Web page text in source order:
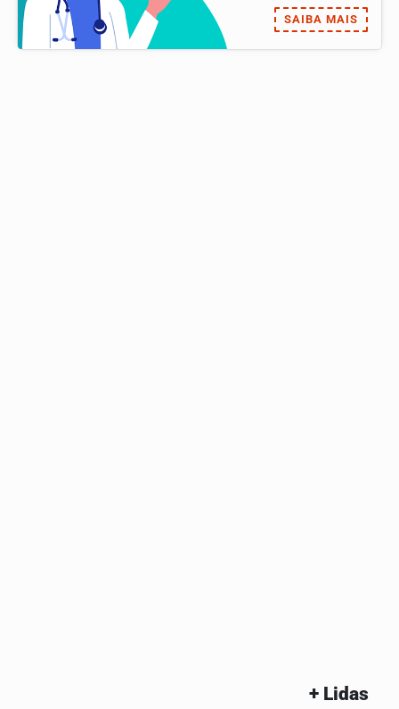
SAIBA MAIS
+ Lidas